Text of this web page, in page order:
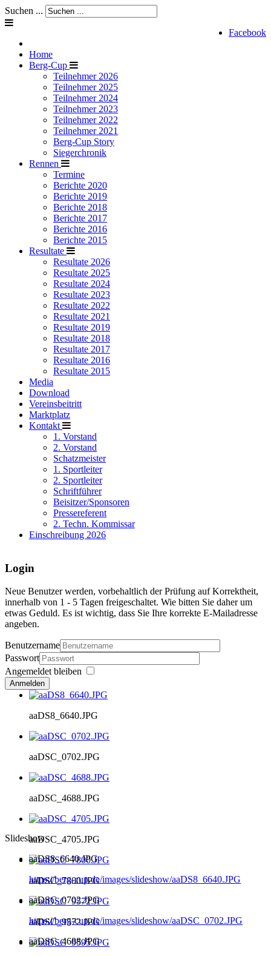
Suchen ...
Facebook
Home
Berg-Cup
Teilnehmer 2026
Teilnehmer 2025
Teilnehmer 2024
Teilnehmer 2023
Teilnehmer 2022
Teilnehmer 2021
Berg-Cup Story
Siegerchronik
Rennen
Termine
Berichte 2020
Berichte 2019
Berichte 2018
Berichte 2017
Berichte 2016
Berichte 2015
Resultate
Resultate 2026
Resultate 2025
Resultate 2024
Resultate 2023
Resultate 2022
Resultate 2021
Resultate 2019
Resultate 2018
Resultate 2017
Resultate 2016
Resultate 2015
Media
Download
Vereinsbeitritt
Marktplatz
Kontakt
1. Vorstand
2. Vorstand
Schatzmeister
1. Sportleiter
2. Sportleiter
Schriftführer
Beisitzer/Sponsoren
Pressereferent
2. Techn. Kommissar
Einschreibung 2026
Login
Neue Benutzer werden, vorbehaltlich der Prüfung auf Korrektheit,
innerhalb von 1 - 5 Tagen freigeschaltet. Wie bitten Sie daher um
etwas Geduld. Es ist wichtig, dass Sie Ihre korrekte E-Mailadresse
angeben.
Benutzername
Passwort
Angemeldet bleiben
Anmelden
aaDS8_6640.JPG
aaDSC_0702.JPG
aaDSC_4688.JPG
aaDSC_4705.JPG
aaDSC_7800.JPG
aaDSC_9572.JPG
Slideshow
aaDS8_6640.JPG
https://berg-cup.de/images/slideshow/aaDS8_6640.JPG
aaDSC_0702.JPG
https://berg-cup.de/images/slideshow/aaDSC_0702.JPG
aaDSC_4688.JPG